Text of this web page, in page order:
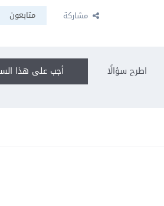
مشاركة متابعون
أجب على هذا اطرح سؤالًا